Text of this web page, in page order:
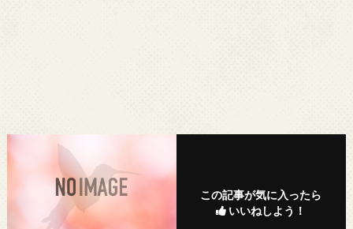
この記事が気に入ったら
いいねしよう！